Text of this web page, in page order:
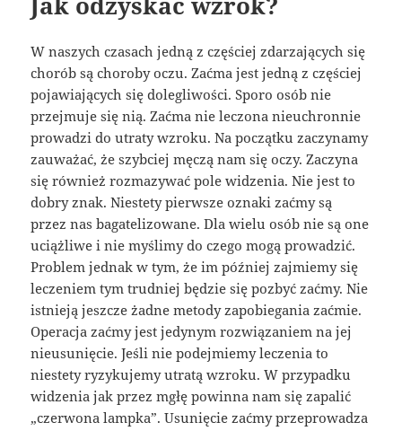
W naszych czasach jedną z częściej zdarzających się
chorób są choroby oczu. Zaćma jest jedną z częściej
pojawiających się dolegliwości. Sporo osób nie
przejmuje się nią. Zaćma nie leczona nieuchronnie
prowadzi do utraty wzroku. Na początku zaczynamy
zauważać, że szybciej męczą nam się oczy. Zaczyna
się również rozmazywać pole widzenia. Nie jest to
dobry znak. Niestety pierwsze oznaki zaćmy są
przez nas bagatelizowane. Dla wielu osób nie są one
uciążliwe i nie myślimy do czego mogą prowadzić.
Problem jednak w tym, że im później zajmiemy się
leczeniem tym trudniej będzie się pozbyć zaćmy. Nie
istnieją jeszcze żadne metody zapobiegania zaćmie.
Operacja zaćmy jest jedynym rozwiązaniem na jej
nieusunięcie. Jeśli nie podejmiemy leczenia to
niestety ryzykujemy utratą wzroku. W przypadku
widzenia jak przez mgłę powinna nam się zapalić
„czerwona lampka”. Usunięcie zaćmy przeprowadza